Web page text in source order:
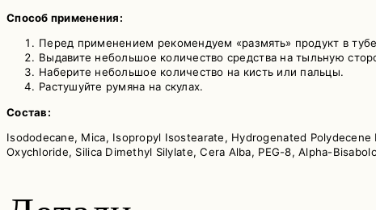
Способ применения:
Перед применением рекомендуем «размять» продукт в
Выдавите небольшое количество средства на тыльную
Наберите небольшое количество на кисть или пальцы.
Растушуйте румяна на скулах.
Состав:
Isododecane, Mica, Isopropyl Isostearate, Hydrogenated
Oxychloride, Silica Dimethyl Silylate, Cera Alba, PEG-8, Alpha-